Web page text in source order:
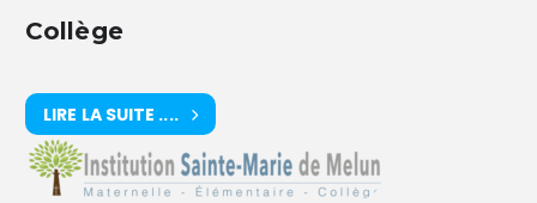
Collège
LIRE LA SUITE ....